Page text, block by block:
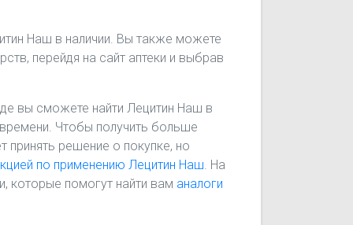
Наш в наличии. Вы также можете
перейдя на сайт аптеки и выбрав
вы сможете найти Лецитин Наш в
Чтобы получить больше
принять решение о покупке, но
по применению Лецитин Наш . На
которые помогут найти вам аналоги